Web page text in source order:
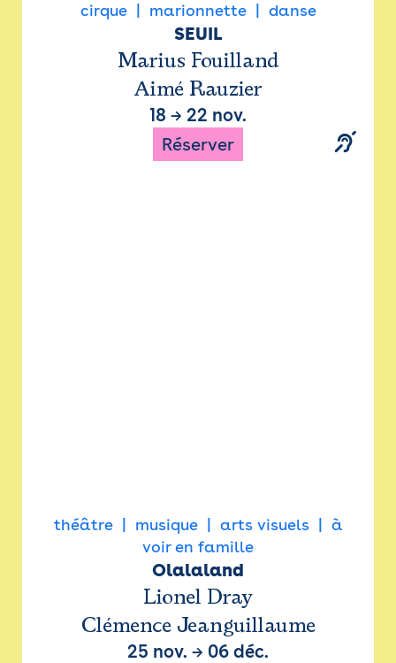
cirque marionnette danse
SEUIL
Marius Fouilland
Aimé Rauzier
18 → 22 nov.
Réserver
théâtre musique arts visuels
à
voir en famille
Olalaland
Lionel Dray
Clémence Jeanguillaume
25 nov. → 06 déc.